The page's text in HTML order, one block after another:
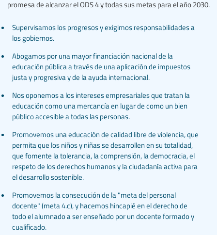
promesa de alcanzar el ODS 4 y todas sus metas para el año 2030.
Supervisamos los progresos y exigimos responsabilidades a
los gobiernos.
Abogamos por una mayor financiación nacional de la
educación pública a través de una aplicación de impuestos
justa y progresiva y de la ayuda internacional.
Nos oponemos a los intereses empresariales que tratan la
educación como una mercancía en lugar de como un bien
público accesible a todas las personas.
Promovemos una educación de calidad libre de violencia, que
permita que los niños y niñas se desarrollen en su totalidad,
que fomente la tolerancia, la comprensión, la democracia, el
respeto de los derechos humanos y la ciudadanía activa para
el desarrollo sostenible.
Promovemos la consecución de la "meta del personal
docente" (meta 4.c), y hacemos hincapié en el derecho de
todo el alumnado a ser enseñado por un docente formado y
cualificado.